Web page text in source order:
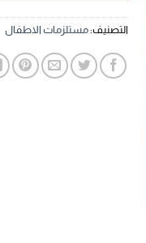
التصنيف:مستلزمات الاطفال